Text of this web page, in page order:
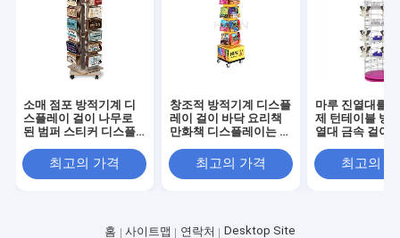
소매 점포 방적기계 디
스플레이 걸이 나무로
된 범퍼 스티커 디스플
최고의 가격
창조적 방적기계 디스플
레이 걸이 바닥 요리책
만화책 디스플레이는 서
최고의 가격
마루 진열대를
제 턴테이블 방
열대 금속 걸이
최고의
홈 사이트맵 연락처 Desktop Site